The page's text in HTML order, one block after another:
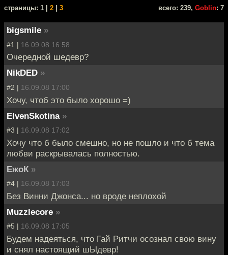
cтраницы: 1 | 2 3 всего: 239, Goblin: 7
bigsmile »
#1 | 16.09.08 16:58
Очередной шедевр?
NikDED »
#2 | 16.09.08 17:00
Хочу, чтоб это было хорошо =)
ElvenSkotina »
#3 | 16.09.08 17:02
Хочу что б было смешно, но не пошло и что б тема
любви раскрывалась полностью.
ЕжоК »
#4 | 16.09.08 17:03
Без Винни Джонса... но вроде неплохой
Muzzlecore »
#5 | 16.09.08 17:05
Будем надеяться, что Гай Ритчи осознал свою вину
и снял настоящий шЫдевр!